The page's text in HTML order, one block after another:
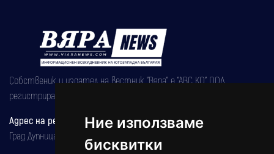
Ние използваме
бисквитки
Собственик и издател на вестник "Вяра" е "АВС КО" ООД,
регистрирана на 08.05.2002 година.
Адрес на редакцията
Град Дупница, ул.''Христо Ботев" 43